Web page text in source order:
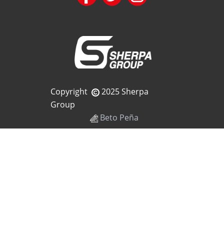
Copyright
2025 Sherpa
Group
Beto Peña